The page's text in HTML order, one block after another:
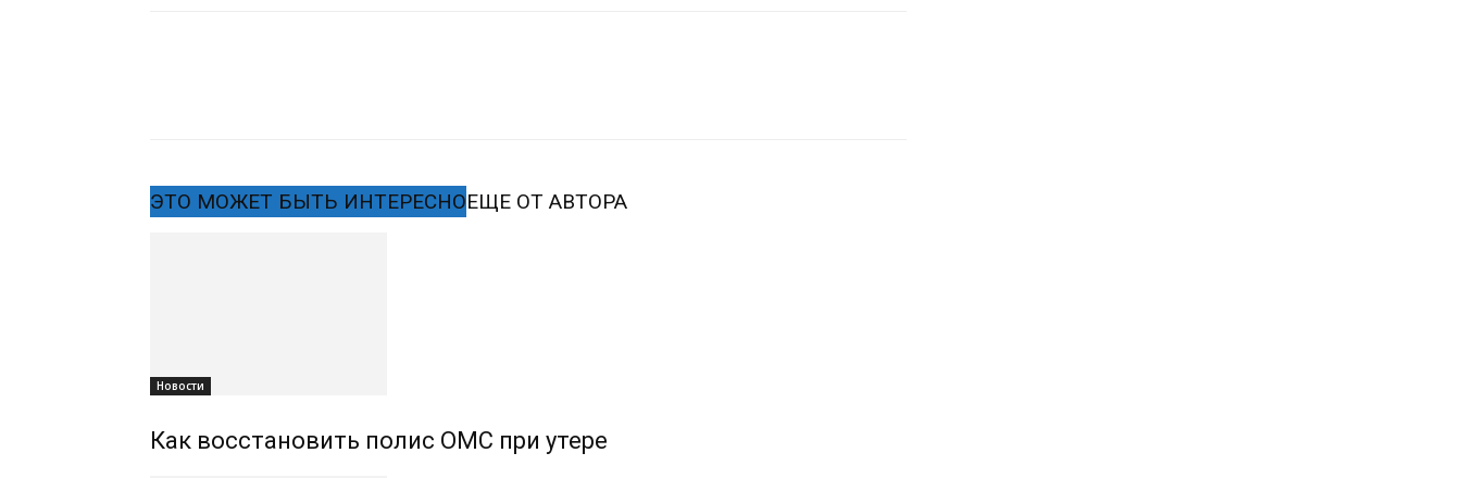
ЭТО МОЖЕТ БЫТЬ ИНТЕРЕСНОЕЩЕ ОТ АВТОРА
Новости
Как восстановить полис ОМС при утере